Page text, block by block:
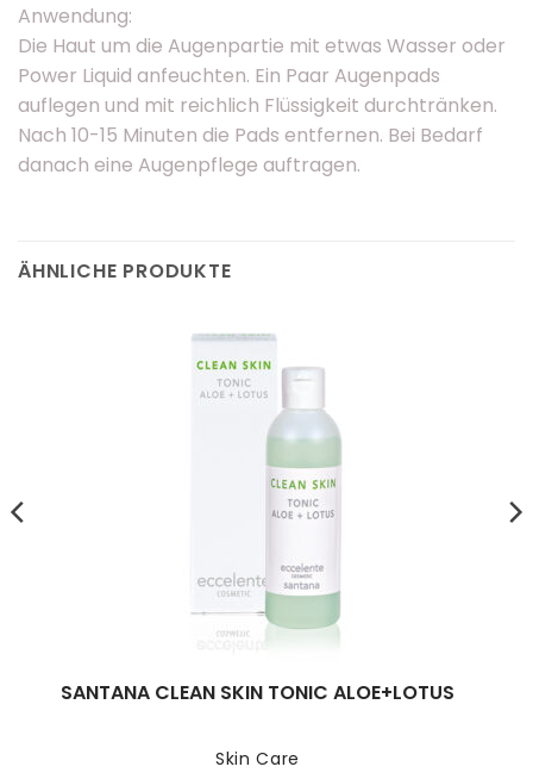
Anwendung:
Die Haut um die Augenpartie mit etwas Wasser oder
Power Liquid anfeuchten. Ein Paar Augenpads
auflegen und mit reichlich Flüssigkeit durchtränken.
Nach 10-15 Minuten die Pads entfernen. Bei Bedarf
danach eine Augenpflege auftragen.
ÄHNLICHE PRODUKTE
Skin Care
SANTANA CLEAN SKIN TONIC ALOE+LOTUS